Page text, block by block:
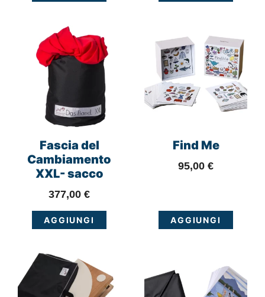
Fascia del
Cambiamento
XXL- sacco
377,00 €
AGGIUNGI
Find Me
95,00 €
AGGIUNGI